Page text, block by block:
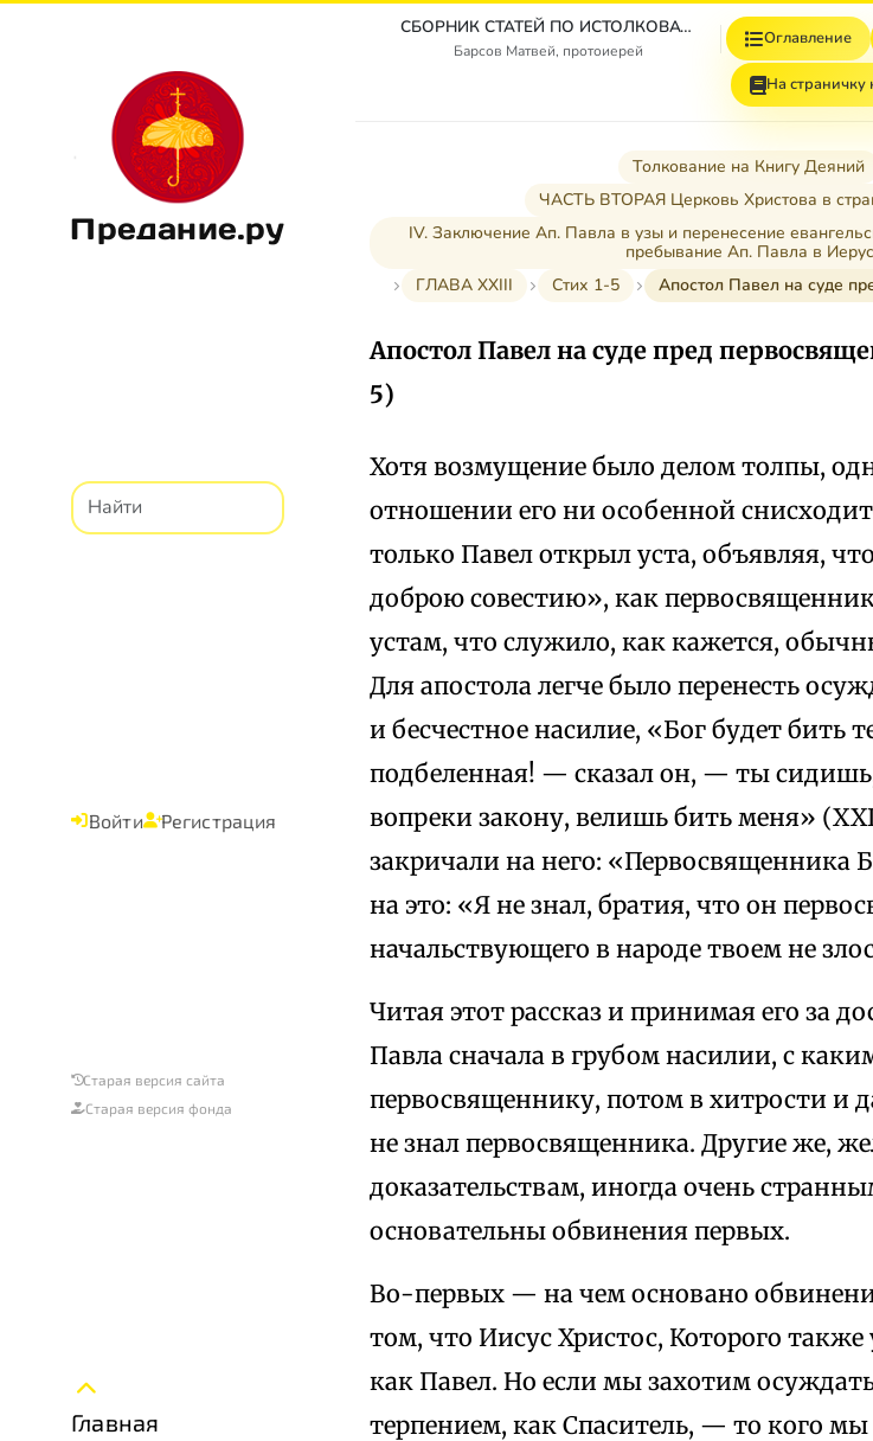
Предание.ру
Войти Регистрация
Старая версия сайта
Старая версия фонда
Главная
СБОРНИК СТАТЕЙ ПО ИСТОЛКОВАТЕЛЬНОМУ И НАЗИДАТЕЛЬНОМУ ЧТЕНИЮ ДЕЯНИЙ СВЯТЫХ АПОСТОЛОВ
Барсов Матвей, протоиерей
Оглавление
На страничку
Толкование на Книгу Деяний
ЧАСТЬ ВТОРАЯ Церковь Христова в
IV. Заключение Ап. Павла в узы и перенесение
пребывание Ап. Павла в
ГЛАВА XXIII
Стих 1-5 Апостол Павел на суде
Апостол Павел на суде пред
5)
Хотя возмущение было делом толпы,
отношении его ни особенной
только Павел открыл уста, объявляя,
доброю совестию», как
устам, что служило, как кажется,
Для апостола легче было перенесть
и бесчестное насилие, «Бог будет бить
подбеленная! — сказал он, — ты
вопреки закону, велишь бить меня»
закричали на него: «Первосвященника
на это: «Я не знал, братия, что он
начальствующего в народе твоем не
Читая этот рассказ и принимая его за
Павла сначала в грубом насилии, с
первосвященнику, потом в хитрости и
не знал первосвященника. Другие же,
доказательствам, иногда очень
основательны обвинения первых.
Во-первых — на чем основано
том, что Иисус Христос, Которого
как Павел. Но если мы захотим
терпением, как Спаситель, — то кого